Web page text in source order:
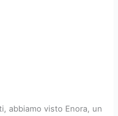
abbiamo visto Enora, un